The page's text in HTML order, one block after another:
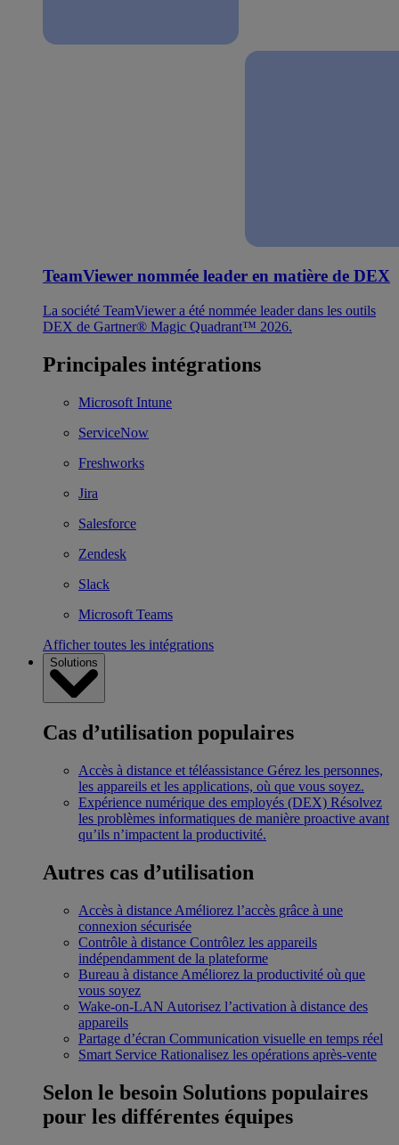
TeamViewer nommée leader en matière de DEX
La société TeamViewer a été nommée leader dans les outils
DEX de Gartner® Magic Quadrant™ 2026.
Principales intégrations
Microsoft Intune
ServiceNow
Freshworks
Jira
Salesforce
Zendesk
Slack
Microsoft Teams
Afficher toutes les intégrations
Solutions
Cas d’utilisation populaires
Accès à distance et téléassistance Gérez les personnes,
les appareils et les applications, où que vous soyez.
Expérience numérique des employés (DEX) Résolvez
les problèmes informatiques de manière proactive avant
qu’ils n’impactent la productivité.
Autres cas d’utilisation
Accès à distance Améliorez l’accès grâce à une
connexion sécurisée
Contrôle à distance Contrôlez les appareils
indépendamment de la plateforme
Bureau à distance Améliorez la productivité où que
vous soyez
Wake-on-LAN Autorisez l’activation à distance des
appareils
Partage d’écran Communication visuelle en temps réel
Smart Service Rationalisez les opérations après-vente
Selon le besoin Solutions populaires
pour les différentes équipes